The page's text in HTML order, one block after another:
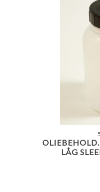
LÅG